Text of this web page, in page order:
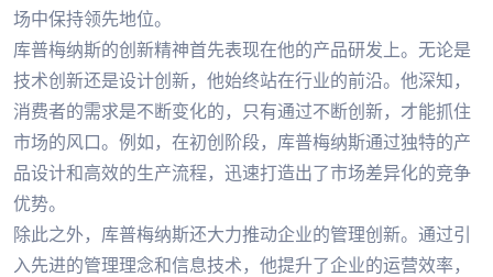
场中保持领先地位。
库普梅纳斯的创新精神首先表现在他的产品研发上。无论是
技术创新还是设计创新，他始终站在行业的前沿。他深知，
消费者的需求是不断变化的，只有通过不断创新，才能抓住
市场的风口。例如，在初创阶段，库普梅纳斯通过独特的产
品设计和高效的生产流程，迅速打造出了市场差异化的竞争
优势。
除此之外，库普梅纳斯还大力推动企业的管理创新。通过引
入先进的管理理念和信息技术，他提升了企业的运营效率，